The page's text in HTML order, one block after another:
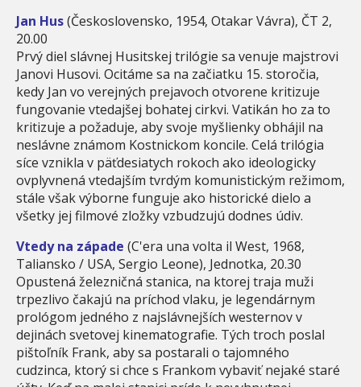
Jan Hus(Československo, 1954, Otakar Vávra), ČT 2,
20.00
Prvý diel slávnej Husitskej trilógie sa venuje majstrovi
Janovi Husovi. Ocitáme sa na začiatku 15. storočia,
kedy Jan vo verejných prejavoch otvorene kritizuje
fungovanie vtedajšej bohatej cirkvi. Vatikán ho za to
kritizuje a požaduje, aby svoje myšlienky obhájil na
neslávne známom Kostnickom koncile. Celá trilógia
síce vznikla v päťdesiatych rokoch ako ideologicky
ovplyvnená vtedajším tvrdým komunistickým režimom,
stále však výborne funguje ako historické dielo a
všetky jej filmové zložky vzbudzujú dodnes údiv.
Vtedy na západe (C'era una volta il West, 1968,
Taliansko / USA, Sergio Leone), Jednotka, 20.30
Opustená železničná stanica, na ktorej traja muži
trpezlivo čakajú na príchod vlaku, je legendárnym
prológom jedného z najslávnejších westernov v
dejinách svetovej kinematografie. Tých troch poslal
pištoľník Frank, aby sa postarali o tajomného
cudzinca, ktorý si chce s Frankom vybaviť nejaké staré